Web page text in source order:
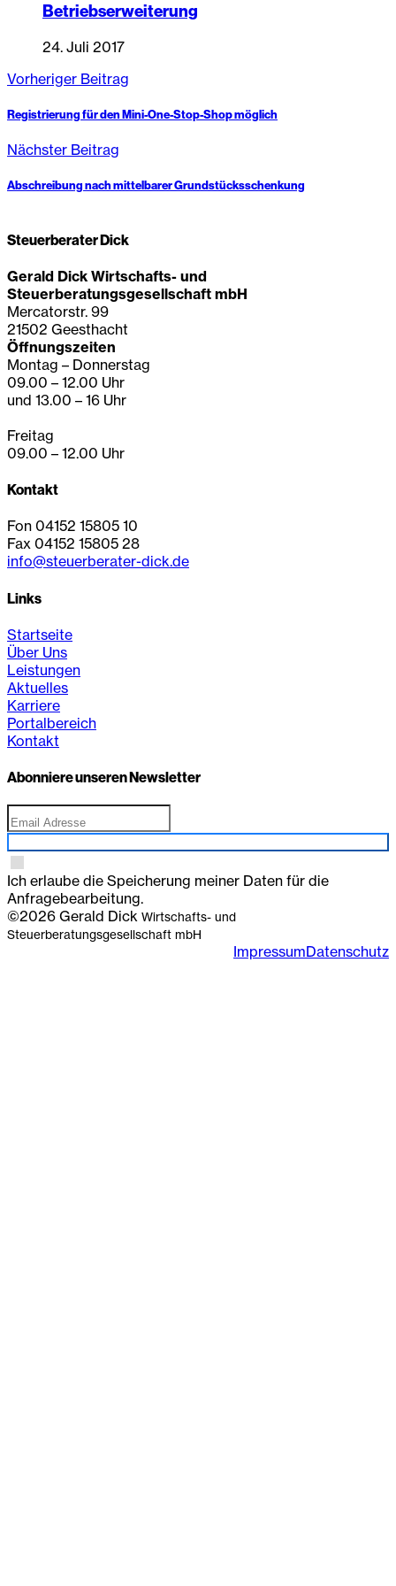
Betriebserweiterung
24. Juli 2017
Vorheriger Beitrag
Registrierung für den Mini-One-Stop-Shop möglich
Nächster Beitrag
Abschreibung nach mittelbarer Grundstücksschenkung
Steuerberater Dick
Gerald Dick Wirtschafts- und
Steuerberatungsgesellschaft mbH
Mercatorstr. 99
21502 Geesthacht
Öffnungszeiten
Montag – Donnerstag
09.00 – 12.00 Uhr
und 13.00 – 16 Uhr
Freitag
09.00 – 12.00 Uhr
Kontakt
Fon 04152 15805 10
Fax 04152 15805 28
info@steuerberater-dick.de
Links
Startseite
Über Uns
Leistungen
Aktuelles
Karriere
Portalbereich
Kontakt
Abonniere unseren Newsletter
Ich erlaube die Speicherung meiner Daten für die
Anfragebearbeitung.
©2026 Gerald Dick Wirtschafts- und
Steuerberatungsgesellschaft mbH
ImpressumDatenschutz